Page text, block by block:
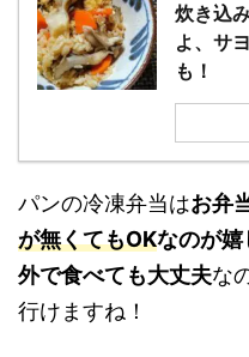
炊き込
よ、サ
も！
パンの冷凍弁当はお弁
が無くてもOKなのが嬉
外で食べても大丈夫な
行けますね！